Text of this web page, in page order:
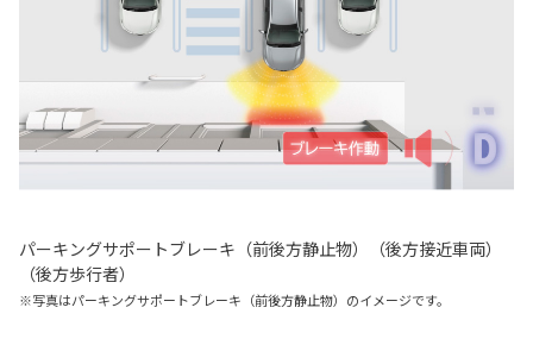
パーキングサポートブレーキ（前後方静止物）（後方接近車両）
（後方歩行者）
※写真はパーキングサポートブレーキ（前後方静止物）のイメージです。